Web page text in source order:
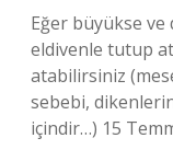
Eğer büyükse ve
eldivenle tutup
atabilirsiniz
sebebi,
içindir…) 15